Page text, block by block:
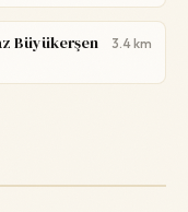
Büyükerşen
3.4 km